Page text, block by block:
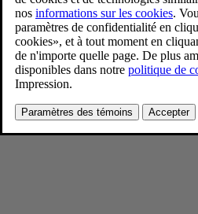
Favoris
Partager
Télécharger
XC90 T8 AWD Denim Blue
Pour consulter toute l’information sur